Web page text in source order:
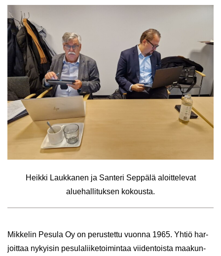
Heik­ki Lauk­ka­nen ja San­te­ri Sep­pä­lä aloit­te­le­vat
alue­hal­li­tuk­sen ko­kous­ta.
Mik­ke­lin Pe­su­la Oy on pe­rus­tet­tu vuon­na 1965. Yhtiö har­
joit­taa ny­kyi­sin pe­su­la­lii­ke­toi­min­taa vii­den­tois­ta maa­kun­